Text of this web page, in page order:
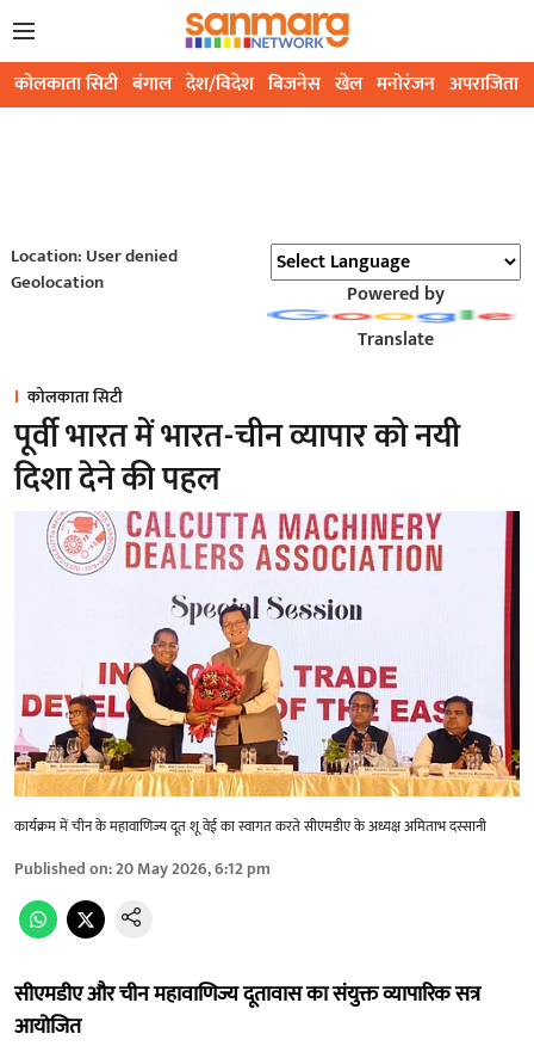
कोलकाता सिटी बंगाल देश/विदेश बिजनेस खेल मनोरंजन अपराजिता
Location: User denied
Geolocation
Powered by
Translate
कोलकाता सिटी
पूर्वी भारत में भारत-चीन व्यापार को नयी
दिशा देने की पहल
कार्यक्रम में चीन के महावाणिज्य दूत शू वेई का स्वागत करते सीएमडीए के अध्यक्ष अमिताभ दस्सानी
Published on:20 May 2026, 6:12 pm
सीएमडीए और चीन महावाणिज्य दूतावास का संयुक्त व्यापारिक सत्र
आयोजित